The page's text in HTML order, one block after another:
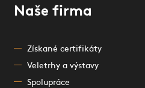
Naše firma
Získané certifikáty
Veletrhy a výstavy
Spolupráce